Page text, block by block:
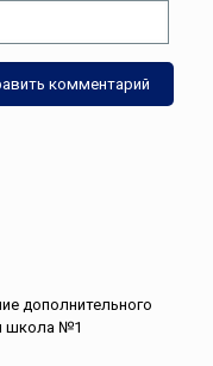
дополнительного
школа №1